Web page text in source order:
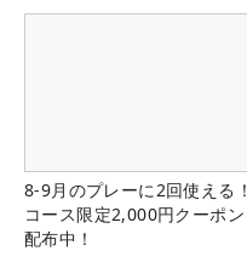
8-9月のプレーに2回使える！
コース限定2,000円クーポン
配布中！